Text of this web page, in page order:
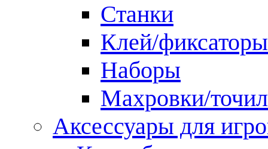
Станки
Клей/фиксаторы
Наборы
Махровки/
Аксессуары для